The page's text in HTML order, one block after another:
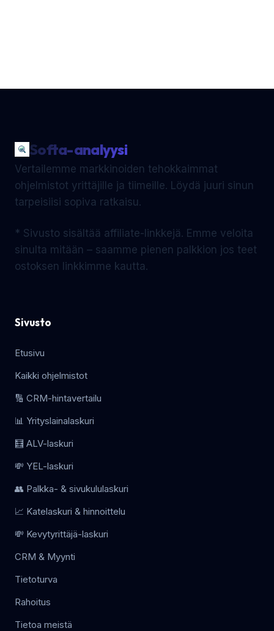
Softa-analyysi
Vertailemme markkinoiden tehokkaimmat
ohjelmistot yrittäjille ja tiimeille. Löydä juuri sinun
tarpeisiisi sopiva ratkaisu.
* Sivusto sisältää affiliate-linkkejä. Emme veloita
sinulta mitään – saamme pienen palkkion jos teet
ostoksen linkkimme kautta.
Sivusto
Etusivu
Kaikki ohjelmistot
🔢 CRM-hintavertailu
📊 Yrityslainalaskuri
🧮 ALV-laskuri
💸 YEL-laskuri
👥 Palkka- & sivukululaskuri
📈 Katelaskuri & hinnoittelu
💸 Kevytyrittäjä-laskuri
CRM & Myynti
Tietoturva
Rahoitus
Tietoa meistä